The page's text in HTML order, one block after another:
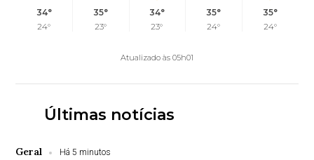
34°
24°
35°
23°
34°
23°
35°
24°
35°
24°
Atualizado às 05h01
Últimas notícias
Geral Há 5 minutos